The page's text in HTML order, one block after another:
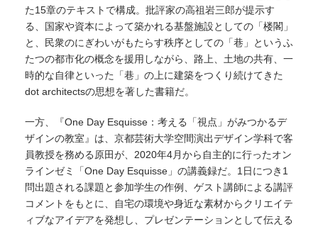
た15章のテキストで構成。批評家の高祖岩三郎が提示す
る、国家や資本によって築かれる基盤施設としての「楼閣」
と、民衆のにぎわいがもたらす秩序としての「巷」というふ
たつの都市化の概念を援用しながら、路上、土地の共有、一
時的な自律といった「巷」の上に建築をつくり続けてきた
dot architectsの思想を著した書籍だ。
一方、『One Day Esquisse：考える「視点」がみつかるデ
ザインの教室』は、京都芸術大学空間演出デザイン学科で客
員教授を務める原田が、2020年4月から自主的に行ったオン
ラインゼミ「One Day Esquisse」の講義録だ。1日につき1
問出題される課題と参加学生の作例、ゲスト講師による講評
コメントをもとに、自宅の環境や身近な素材からクリエイテ
ィブなアイデアを発想し、プレゼンテーションとして伝える